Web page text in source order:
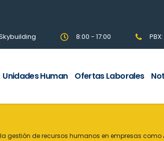
8:00 - 17:00
Unidades Human Ofertas Laborales
de recursos humanos en empresas como